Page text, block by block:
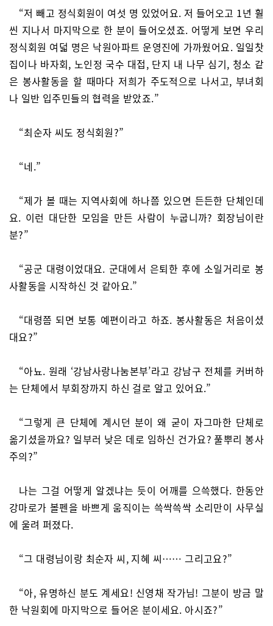
“저 빼고 정식회원이 여섯 명 있었어요. 저 들어오고 1년 훨
씬 지나서 마지막으로 한 분이 들어오셨죠. 어떻게 보면 우리
정식회원 여덟 명은 낙원아파트 운영진에 가까웠어요. 일일찻
집이나 바자회, 노인정 국수 대접, 단지 내 나무 심기, 청소 같
은 봉사활동을 할 때마다 저희가 주도적으로 나서고, 부녀회
나 일반 입주민들의 협력을 받았죠.”
“최순자 씨도 정식회원?”
“네.”
“제가 볼 때는 지역사회에 하나쯤 있으면 든든한 단체인데
요. 이런 대단한 모임을 만든 사람이 누굽니까? 회장님이란
분?”
“공군 대령이었대요. 군대에서 은퇴한 후에 소일거리로 봉
사활동을 시작하신 것 같아요.”
“대령쯤 되면 보통 예편이라고 하죠. 봉사활동은 처음이셨
대요?”
“아뇨. 원래 ‘강남사랑나눔본부’라고 강남구 전체를 커버하
는 단체에서 부회장까지 하신 걸로 알고 있어요.”
“그렇게 큰 단체에 계시던 분이 왜 굳이 자그마한 단체로
옮기셨을까요? 일부러 낮은 데로 임하신 건가요? 풀뿌리 봉사
주의?”
나는 그걸 어떻게 알겠냐는 듯이 어깨를 으쓱했다. 한동안
강마로가 볼펜을 바쁘게 움직이는 쓱싹쓱싹 소리만이 사무실
에 울려 퍼졌다.
“그 대령님이랑 최순자 씨, 지혜 씨…… 그리고요?”
“아, 유명하신 분도 계세요! 신영채 작가님! 그분이 방금 말
한 낙원회에 마지막으로 들어온 분이세요. 아시죠?”